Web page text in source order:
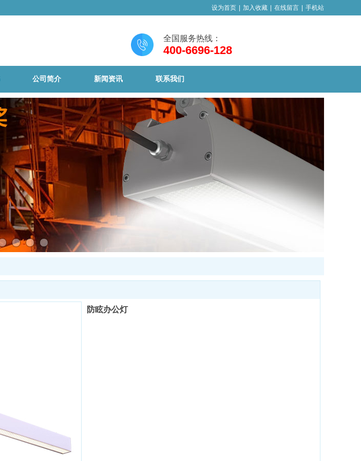
全国服务热线：
400-6696-128
设为首页 加入收藏 在线留言 手机站
公司简介 新闻资讯 联系我们
防眩办公灯